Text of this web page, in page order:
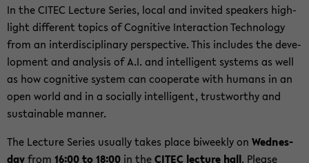
In the CITEC Lec­tu­re Se­ries, local and in­vi­ted spea­kers high­
light dif­fe­rent to­pics of Co­gni­ti­ve In­ter­ac­tion Tech­no­lo­gy
from an in­ter­di­sci­pli­na­ry per­spec­ti­ve. This in­clu­des the de­ve­
lo­p­ment and ana­ly­sis of A.I. and in­tel­li­gent sys­tems as well
as how co­gni­ti­ve sys­tem can co­ope­ra­te with hu­mans in an
open world and in a so­cial­ly in­tel­li­gent, trust­wor­thy and
sus­tain­able man­ner.
The Lec­tu­re Se­ries usual­ly takes place bi­weekly on Wed­nes­
dayfrom 16:00 to 18:00 in theCITEC lec­tu­re hall. Plea­se